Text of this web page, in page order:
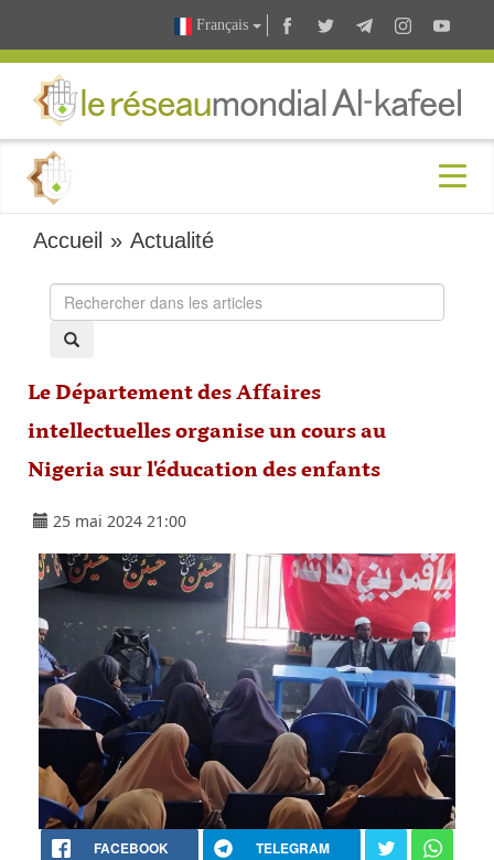
Français
Accueil »Actualité
Le Département des Affaires
intellectuelles organise un cours au
Nigeria sur l'éducation des enfants
25 mai 2024 21:00
FACEBOOK TELEGRAM